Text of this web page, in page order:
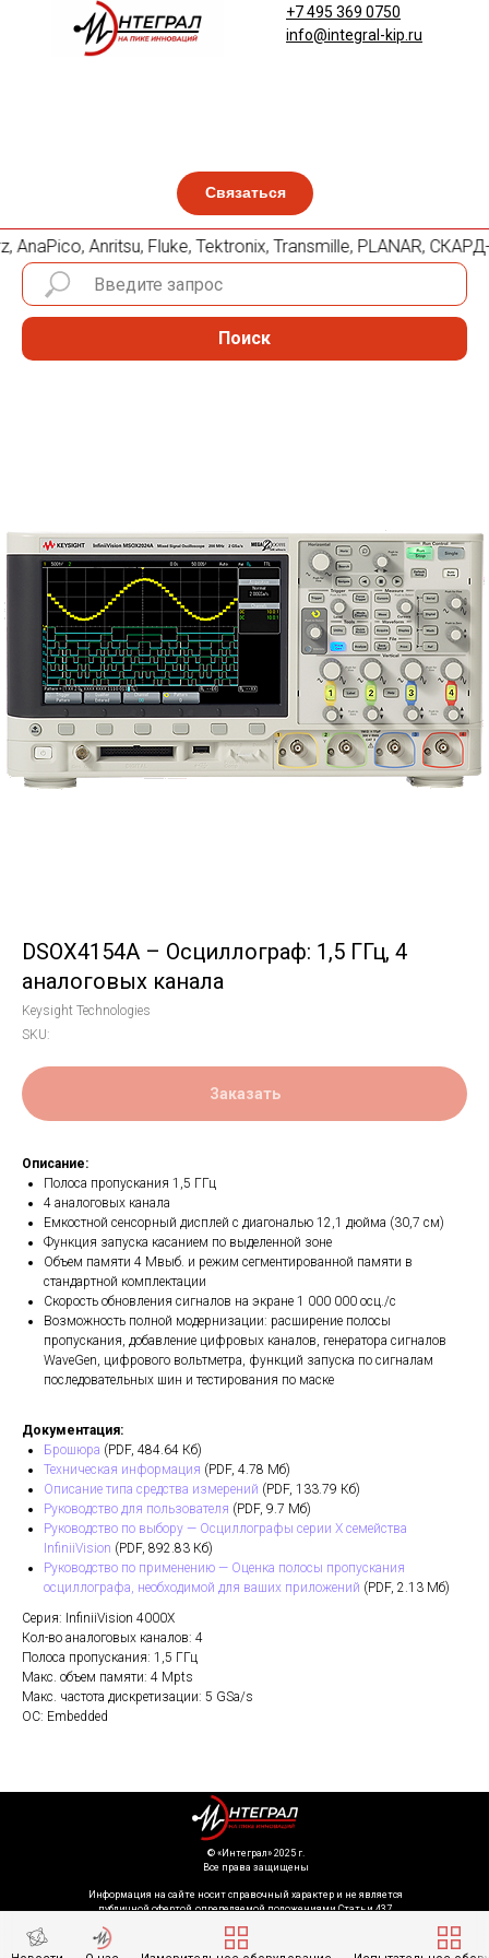
Связаться
+7 495 369 0750
info@integral-kip.ru
Anritsu, Fluke, Tektronix, Transmille, PLANAR,
Поиск
DSOX4154A – Осциллограф: 1,5 ГГц, 4
аналоговых канала
Keysight Technologies
SKU:
Заказать
Описание:
Полоса пропускания 1,5 ГГц
4 аналоговых канала
Емкостной сенсорный дисплей с диагональю 12,1 дюйма (30,7 см)
Функция запуска касанием по выделенной зоне
Объем памяти 4 Мвыб. и режим сегментированной памяти в
стандартной комплектации
Скорость обновления сигналов на экране 1 000 000 осц./с
Возможность полной модернизации: расширение полосы
пропускания, добавление цифровых каналов, генератора сигналов
WaveGen, цифрового вольтметра, функций запуска по сигналам
последовательных шин и тестирования по маске
Документация:
Брошюра (PDF, 484.64 Кб)
Техническая информация (PDF, 4.78 Мб)
Описание типа средства измерений (PDF, 133.79 Кб)
Руководство для пользователя (PDF, 9.7 Мб)
Руководство по выбору — Осциллографы серии X семейства
InfiniiVision (PDF, 892.83 Кб)
Руководство по применению — Оценка полосы пропускания
осциллографа, необходимой для ваших приложений (PDF, 2.13 Мб)
Серия: InfiniiVision 4000X
Кол-во аналоговых каналов: 4
Полоса пропускания: 1,5 ГГц
Макс. объем памяти: 4 Mpts
Макс. частота дискретизации: 5 GSa/s
ОС: Embedded
Информация на сайте носит справочный характер и не является
публичной офертой, определяемой положениями Статьи 437
(спецификация) и комплект поставки товара могут быть изменены
производителем без предварительного уведомления. Уточняйте
©️ «Интеграл» 2025 г.
Все права защищены